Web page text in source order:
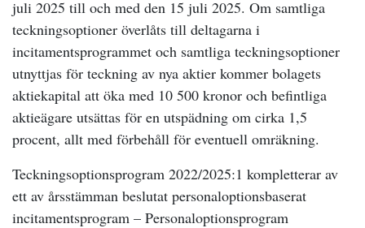
juli 2025 till och med den 15 juli 2025. Om samtliga
teckningsoptioner överlåts till deltagarna i
incitamentsprogrammet och samtliga teckningsoptioner
utnyttjas för teckning av nya aktier kommer bolagets
aktiekapital att öka med 10 500 kronor och befintliga
aktieägare utsättas för en utspädning om cirka 1,5
procent, allt med förbehåll för eventuell omräkning.
Teckningsoptionsprogram 2022/2025:1 kompletterar av
ett av årsstämman beslutat personaloptionsbaserat
incitamentsprogram – Personaloptionsprogram